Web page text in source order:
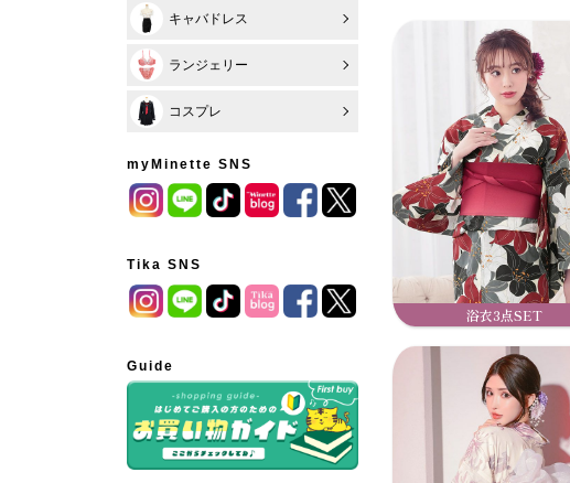
キャバドレス
ランジェリー
コスプレ
myMinette SNS
Tika SNS
Guide
浴衣3点SET